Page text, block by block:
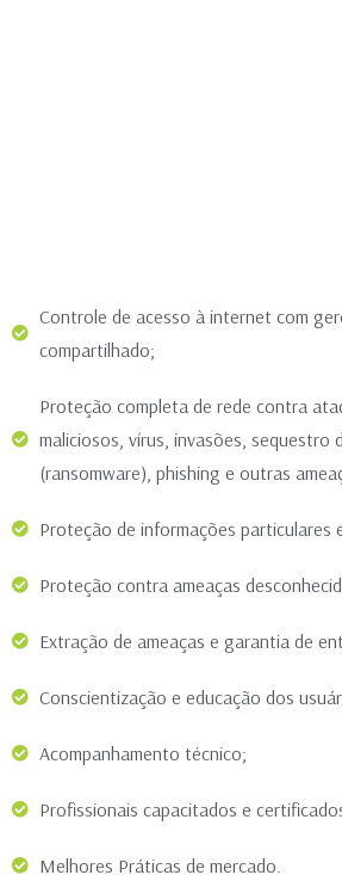
Controle de acesso à internet com
compartilhado;
Proteção completa de rede contra
maliciosos, vírus, invasões, sequestro
(ransomware), phishing e outras
Proteção de informações particulares
Proteção contra ameaças
Extração de ameaças e garantia de
Conscientização e educação dos
Acompanhamento técnico;
Profissionais capacitados e
Melhores Práticas de mercado.